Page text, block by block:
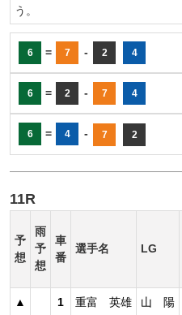
う。
6 = 7 - 2 4
6 = 2 - 7 4
6 = 4 - 7 2
11R
予
想
雨
予
想
車
番
選手名 LG
▲ 1 重富 英雄 山 陽